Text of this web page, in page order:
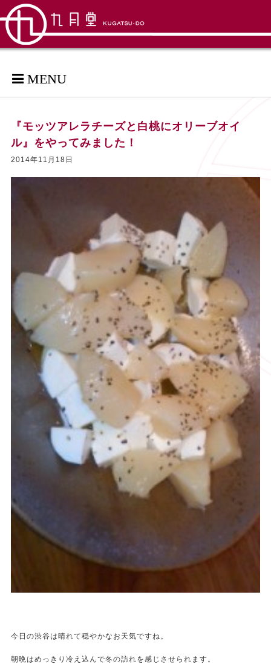
MENU
『モッツアレラチーズと白桃にオリーブオイ
ル』をやってみました！
2014年11月18日
今日の渋谷は晴れて穏やかなお天気ですね。
朝晩はめっきり冷え込んで冬の訪れを感じさせられます。